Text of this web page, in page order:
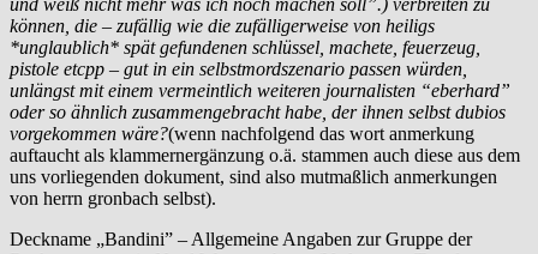
können, die – zufällig wie die zufälligerweise von heiligs
*unglaublich* spät gefundenen schlüssel, machete, feuerzeug,
pistole etcpp – gut in ein selbstmordszenario passen würden,
unlängst mit einem vermeintlich weiteren journalisten “eberhard”
oder so ähnlich zusammengebracht habe, der ihnen selbst dubios
vorgekommen wäre?(wenn nachfolgend das wort anmerkung
auftaucht als klammernergänzung o.ä. stammen auch diese aus dem
uns vorliegenden dokument, sind also mutmaßlich anmerkungen
von herrn gronbach selbst).
Deckname „Bandini” – Allgemeine Angaben zur Gruppe der